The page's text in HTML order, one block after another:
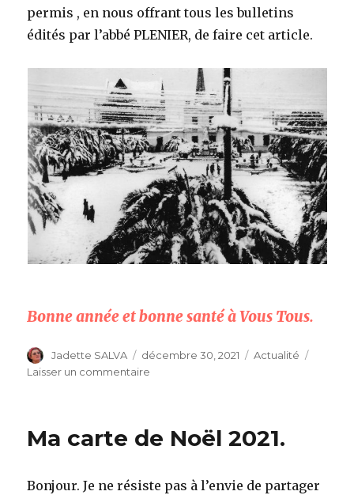
permis , en nous offrant tous les bulletins
édités par l’abbé PLENIER, de faire cet article.
Bonne année et bonne santé à Vous Tous.
Auteur
Jadette SALVA
Publié
le
décembre 30, 2021 Catégories
Actualité
Laisser un commentaire
à
(suite).
Ma carte de Noël 2021.
Bonjour. Je ne résiste pas à l’envie de partager